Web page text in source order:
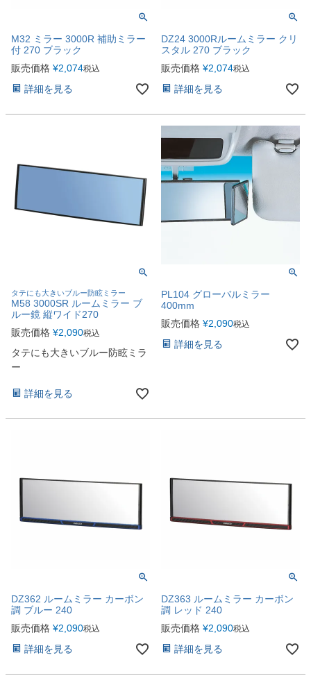
M32 ミラー 3000R 補助ミラー
付 270 ブラック
販売価格 ¥2,074税込
詳細を見る
DZ24 3000Rルームミラー クリ
スタル 270 ブラック
販売価格 ¥2,074税込
詳細を見る
タテにも大きいブルー防眩ミラー
M58 3000SR ルームミラー ブ
ルー鏡 縦ワイド270
販売価格 ¥2,090税込
タテにも大きいブルー防眩ミラ
ー
詳細を見る
PL104 グローバルミラー
400mm
販売価格 ¥2,090税込
詳細を見る
DZ362 ルームミラー カーボン
調 ブルー 240
販売価格 ¥2,090税込
詳細を見る
DZ363 ルームミラー カーボン
調 レッド 240
販売価格 ¥2,090税込
詳細を見る